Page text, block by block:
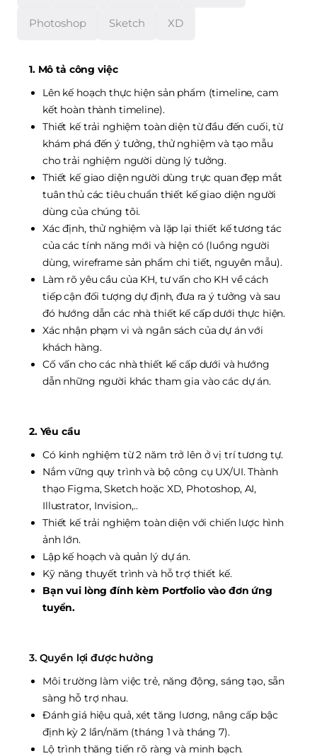
Photoshop Sketch XD
1. Mô tả công việc
Lên kế hoạch thực hiện sản phẩm (timeline, cam
kết hoàn thành timeline).
Thiết kế trải nghiệm toàn diện từ đầu đến cuối, từ
khám phá đến ý tưởng, thử nghiệm và tạo mẫu
cho trải nghiệm người dùng lý tưởng.
Thiết kế giao diện người dùng trực quan đẹp mắt
tuân thủ các tiêu chuẩn thiết kế giao diện người
dùng của chúng tôi.
Xác định, thử nghiệm và lặp lại thiết kế tương tác
của các tính năng mới và hiện có (luồng người
dùng, wireframe sản phẩm chi tiết, nguyên mẫu).
Làm rõ yêu cầu của KH, tư vấn cho KH về cách
tiếp cận đối tượng dự định, đưa ra ý tưởng và sau
đó hướng dẫn các nhà thiết kế cấp dưới thực hiện.
Xác nhận phạm vi và ngân sách của dự án với
khách hàng.
Cố vấn cho các nhà thiết kế cấp dưới và hướng
dẫn những người khác tham gia vào các dự án.
2. Yêu cầu
Có kinh nghiệm từ 2 năm trở lên ở vị trí tương tự.
Nắm vững quy trình và bộ công cụ UX/UI. Thành
thạo Figma, Sketch hoặc XD, Photoshop, AI,
Illustrator, Invision,..
Thiết kế trải nghiệm toàn diện với chiến lược hình
ảnh lớn.
Lập kế hoạch và quản lý dự án.
Kỹ năng thuyết trình và hỗ trợ thiết kế.
Bạn vui lòng đính kèm Portfolio vào đơn ứng
tuyển.
3. Quyền lợi được hưởng
Môi trường làm việc trẻ, năng động, sáng tạo, sẵn
sàng hỗ trợ nhau.
Đánh giá hiệu quả, xét tăng lương, nâng cấp bậc
định kỳ 2 lần/năm (tháng 1 và tháng 7).
Lộ trình thăng tiến rõ ràng và minh bạch.